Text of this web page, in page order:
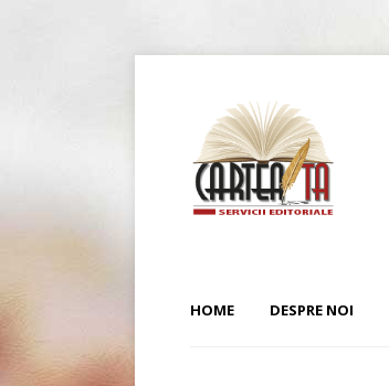
HOME DESPRE NOI